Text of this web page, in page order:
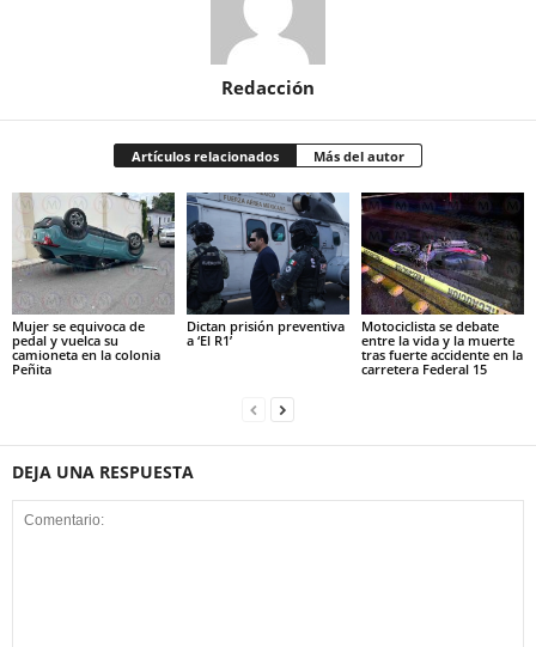
Redacción
Artículos relacionados Más del autor
Mujer se equivoca de
pedal y vuelca su
camioneta en la colonia
Peñita
Dictan prisión preventiva
a ‘El R1’
Motociclista se debate
entre la vida y la muerte
tras fuerte accidente en la
carretera Federal 15
DEJA UNA RESPUESTA